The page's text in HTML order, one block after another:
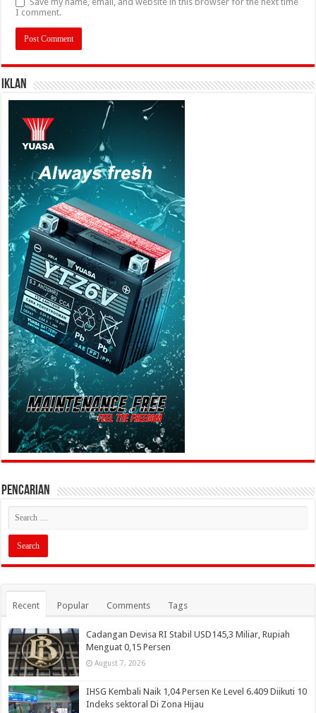
I comment.
IKLAN
PENCARIAN
Recent Popular Comments Tags
Cadangan Devisa RI Stabil USD145,3 Miliar, Rupiah
Menguat 0,15 Persen
August 7, 2026
IHSG Kembali Naik 1,04 Persen Ke Level 6.409 Diikuti 10
Indeks sektoral Di Zona Hijau